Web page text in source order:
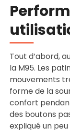
Tout d’abord,
la M95. Les
mouvements
forme de la
confort
des boutons
expliqué un